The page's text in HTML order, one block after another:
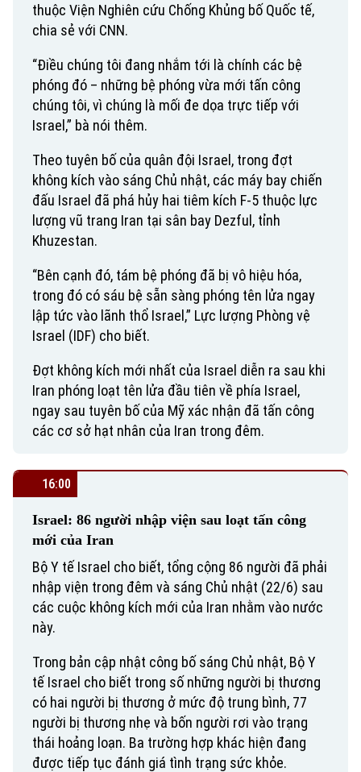
Liên hệ đường dây nóng (bấm để gọi)
thuộc Viện Nghiên cứu Chống Khủng bố Quốc tế,
chia sẻ với CNN.
“Điều chúng tôi đang nhắm tới là chính các bệ
phóng đó – những bệ phóng vừa mới tấn công
chúng tôi, vì chúng là mối đe dọa trực tiếp với
Israel,” bà nói thêm.
Theo tuyên bố của quân đội Israel, trong đợt
không kích vào sáng Chủ nhật, các máy bay chiến
đấu Israel đã phá hủy hai tiêm kích F-5 thuộc lực
lượng vũ trang Iran tại sân bay Dezful, tỉnh
Khuzestan.
“Bên cạnh đó, tám bệ phóng đã bị vô hiệu hóa,
trong đó có sáu bệ sẵn sàng phóng tên lửa ngay
lập tức vào lãnh thổ Israel,” Lực lượng Phòng vệ
Israel (IDF) cho biết.
Đợt không kích mới nhất của Israel diễn ra sau khi
Iran phóng loạt tên lửa đầu tiên về phía Israel,
ngay sau tuyên bố của Mỹ xác nhận đã tấn công
các cơ sở hạt nhân của Iran trong đêm.
16:00
Israel: 86 người nhập viện sau loạt tấn công
mới của Iran
Bộ Y tế Israel cho biết, tổng cộng 86 người đã phải
nhập viện trong đêm và sáng Chủ nhật (22/6) sau
các cuộc không kích mới của Iran nhằm vào nước
này.
Trong bản cập nhật công bố sáng Chủ nhật, Bộ Y
tế Israel cho biết trong số những người bị thương
có hai người bị thương ở mức độ trung bình, 77
người bị thương nhẹ và bốn người rơi vào trạng
thái hoảng loạn. Ba trường hợp khác hiện đang
được tiếp tục đánh giá tình trạng sức khỏe.